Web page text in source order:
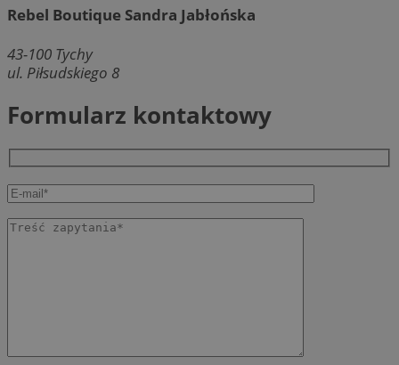
Rebel Boutique Sandra Jabłońska
43-100 Tychy
ul. Piłsudskiego 8
Formularz kontaktowy